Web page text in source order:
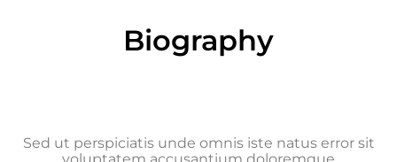
Biography
Sed ut perspiciatis unde omnis iste natus error sit